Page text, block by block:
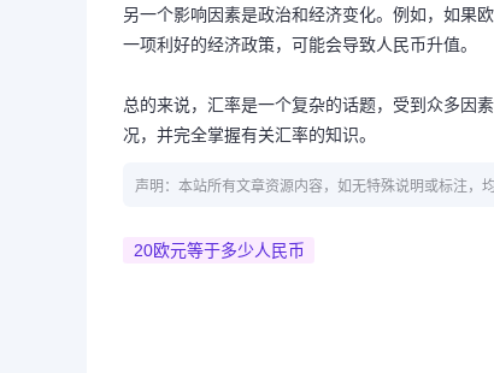
另一个影响因素是政治和经济变化。例如，如果
一项利好的经济政策，可能会导致人民币升值。
总的来说，汇率是一个复杂的话题，受到众多因
况，并完全掌握有关汇率的知识。
声明：本站所有文章资源内容，如无特殊说明或标注，
20欧元等于多少人民币